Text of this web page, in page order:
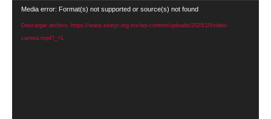
Reproductor
vídeo
Media error: Format(s) not supported or source(s) not found
Descargar archivo: https://www.sitatyr.org.mx/wp-content/uploads/2025/10/video-
carrera.mp4?_=1